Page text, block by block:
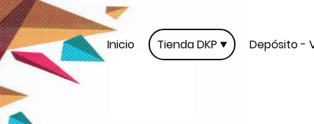
Inicio Tienda DKP Depósito -